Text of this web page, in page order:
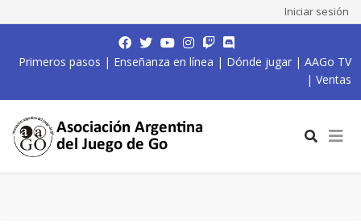
Iniciar sesión
Primeros pasos | Enseñanza en línea | Dónde jugar | AAGo TV
| Ventas